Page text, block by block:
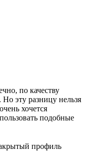
по качеству
эту разницу нельзя
хочется
подобные
профиль